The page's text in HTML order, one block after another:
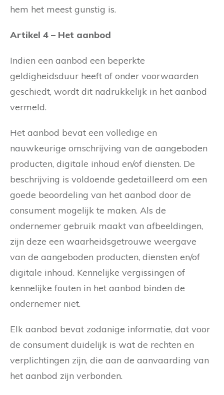
hem het meest gunstig is.
Artikel 4 – Het aanbod
Indien een aanbod een beperkte
geldigheidsduur heeft of onder voorwaarden
geschiedt, wordt dit nadrukkelijk in het aanbod
vermeld.
Het aanbod bevat een volledige en
nauwkeurige omschrijving van de aangeboden
producten, digitale inhoud en/of diensten. De
beschrijving is voldoende gedetailleerd om een
goede beoordeling van het aanbod door de
consument mogelijk te maken. Als de
ondernemer gebruik maakt van afbeeldingen,
zijn deze een waarheidsgetrouwe weergave
van de aangeboden producten, diensten en/of
digitale inhoud. Kennelijke vergissingen of
kennelijke fouten in het aanbod binden de
ondernemer niet.
Elk aanbod bevat zodanige informatie, dat voor
de consument duidelijk is wat de rechten en
verplichtingen zijn, die aan de aanvaarding van
het aanbod zijn verbonden.